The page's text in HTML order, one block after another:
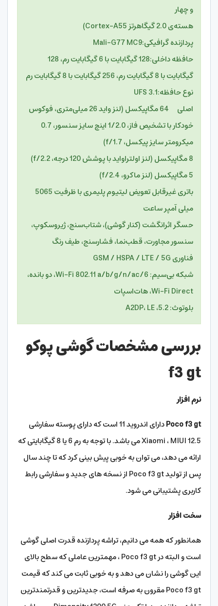
و چهار
هسته‌ی 2.0 گیگاهرتز Cortex-A55)
پردازنده گرافیکی:Mali-G77 MC9
حافظه داخلی:128 گیگابایت با 6 گیگابایت رم، 128
گیگابایت با 8 گیگابایت رم، 256 گیگابایت با 8 گیگابایت رم
نوع حافظه:UFS 3.1
اصلی 64 مگاپیکسل (لنز واید 26 میلی‌متری، فوکوس
خودکار با تشخیص فاز، 1/2.0 اینچ سایز سنسور، 0.7
میکرومتر سایز پیکسل، f/1.7)
8 مگاپیکسل (لنز اولتراواید با پوشش 120 درجه، f/2.2)
5 مگاپیکسل (لنز ماکرو، f/2.4)
باتری غیرقابل تعویض لیتیوم پلیمری با ظرفیت 5065
میلی آمپر ساعت
حسگر اثرانگشت (کنار گوشی)، شتاب‌سنج، ژیروسکوپ،
سنسور مجاورت، قطب‌نما، فشارسنج، طیف رنگ
فناوری GSM / HSPA / LTE / 5G
شبکه بی‌سیم: Wi-Fi 802.11 a/b/g/n/ac/6، دو بانده،
Wi-Fi Direct، هات‌اسپات
بلوتوث: 5.2، A2DP، LE
بررسی مشخصات گوشی پوکو
f3 gt
نرم افزار
Poco f3 gt
دارای اندروید 11 است که دارای پوسته سفارشی
Xiaomi ، MIUI 12.5 می باشد. با توجه به رم 6 یا 8 گیگابایتی که
ارائه می دهد، می توان به خوبی پیش بینی کرد که تا چند سال
پس از تولید Poco f3 gt از نسخه های جدید و سفارشی رابط
کاربری پشتیبانی می شود.
سخت افزار
همانطور که همه می دانیم، تراشه پردازنده قدرت اصلی گوشی
است و البته در Poco f3 gt ، مهمترین عاملی که سطح بالای
این گوشی را نشان می دهد و به خوبی ثابت می کند که قیمت
Poco f3 gt مقرون به صرفه است، جدیدترین و قدرتمندترین